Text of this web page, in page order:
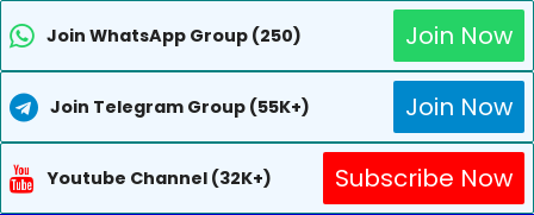
Join WhatsApp Group (250) Join Now
Join Telegram Group (55K+) Join Now
Youtube Channel (32K+)
Subscribe Now